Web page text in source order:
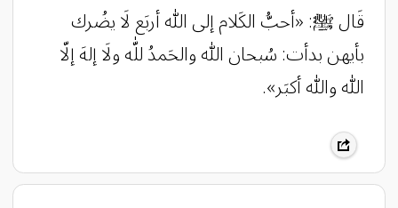
قَال ﷺ: «أحبُّ الكَلام إلى اللّٰه أربَع لَا يضُرك
بأيهن بدأت: سُبحان اللّٰه والحَمدُ للّٰه ولَا إلهَ إلّا
اللّٰه واللّٰه أكبَر».